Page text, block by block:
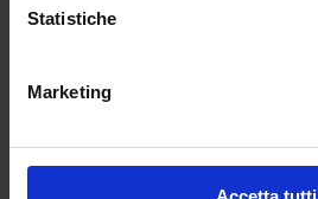
Statistiche
Marketing